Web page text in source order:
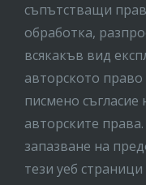
съпътстващи
обработка,
всякакъв вид
авторското
писмено
авторските
запазване на
тези уеб